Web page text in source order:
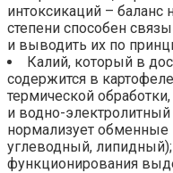
интоксикаций – баланс
степени способен
и выводить их по
Калий, который в
содержится в
термической
и водно-
нормализует
углеводный,
функционирования